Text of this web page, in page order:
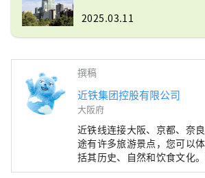
2025.03.11
撰稿
近铁集团控股有限公司
大阪府
近铁线连接大阪、京都、奈
途有许多旅游景点，您可以
括其历史、自然和饮食文化
铁铁路沿线旅行的实用信息